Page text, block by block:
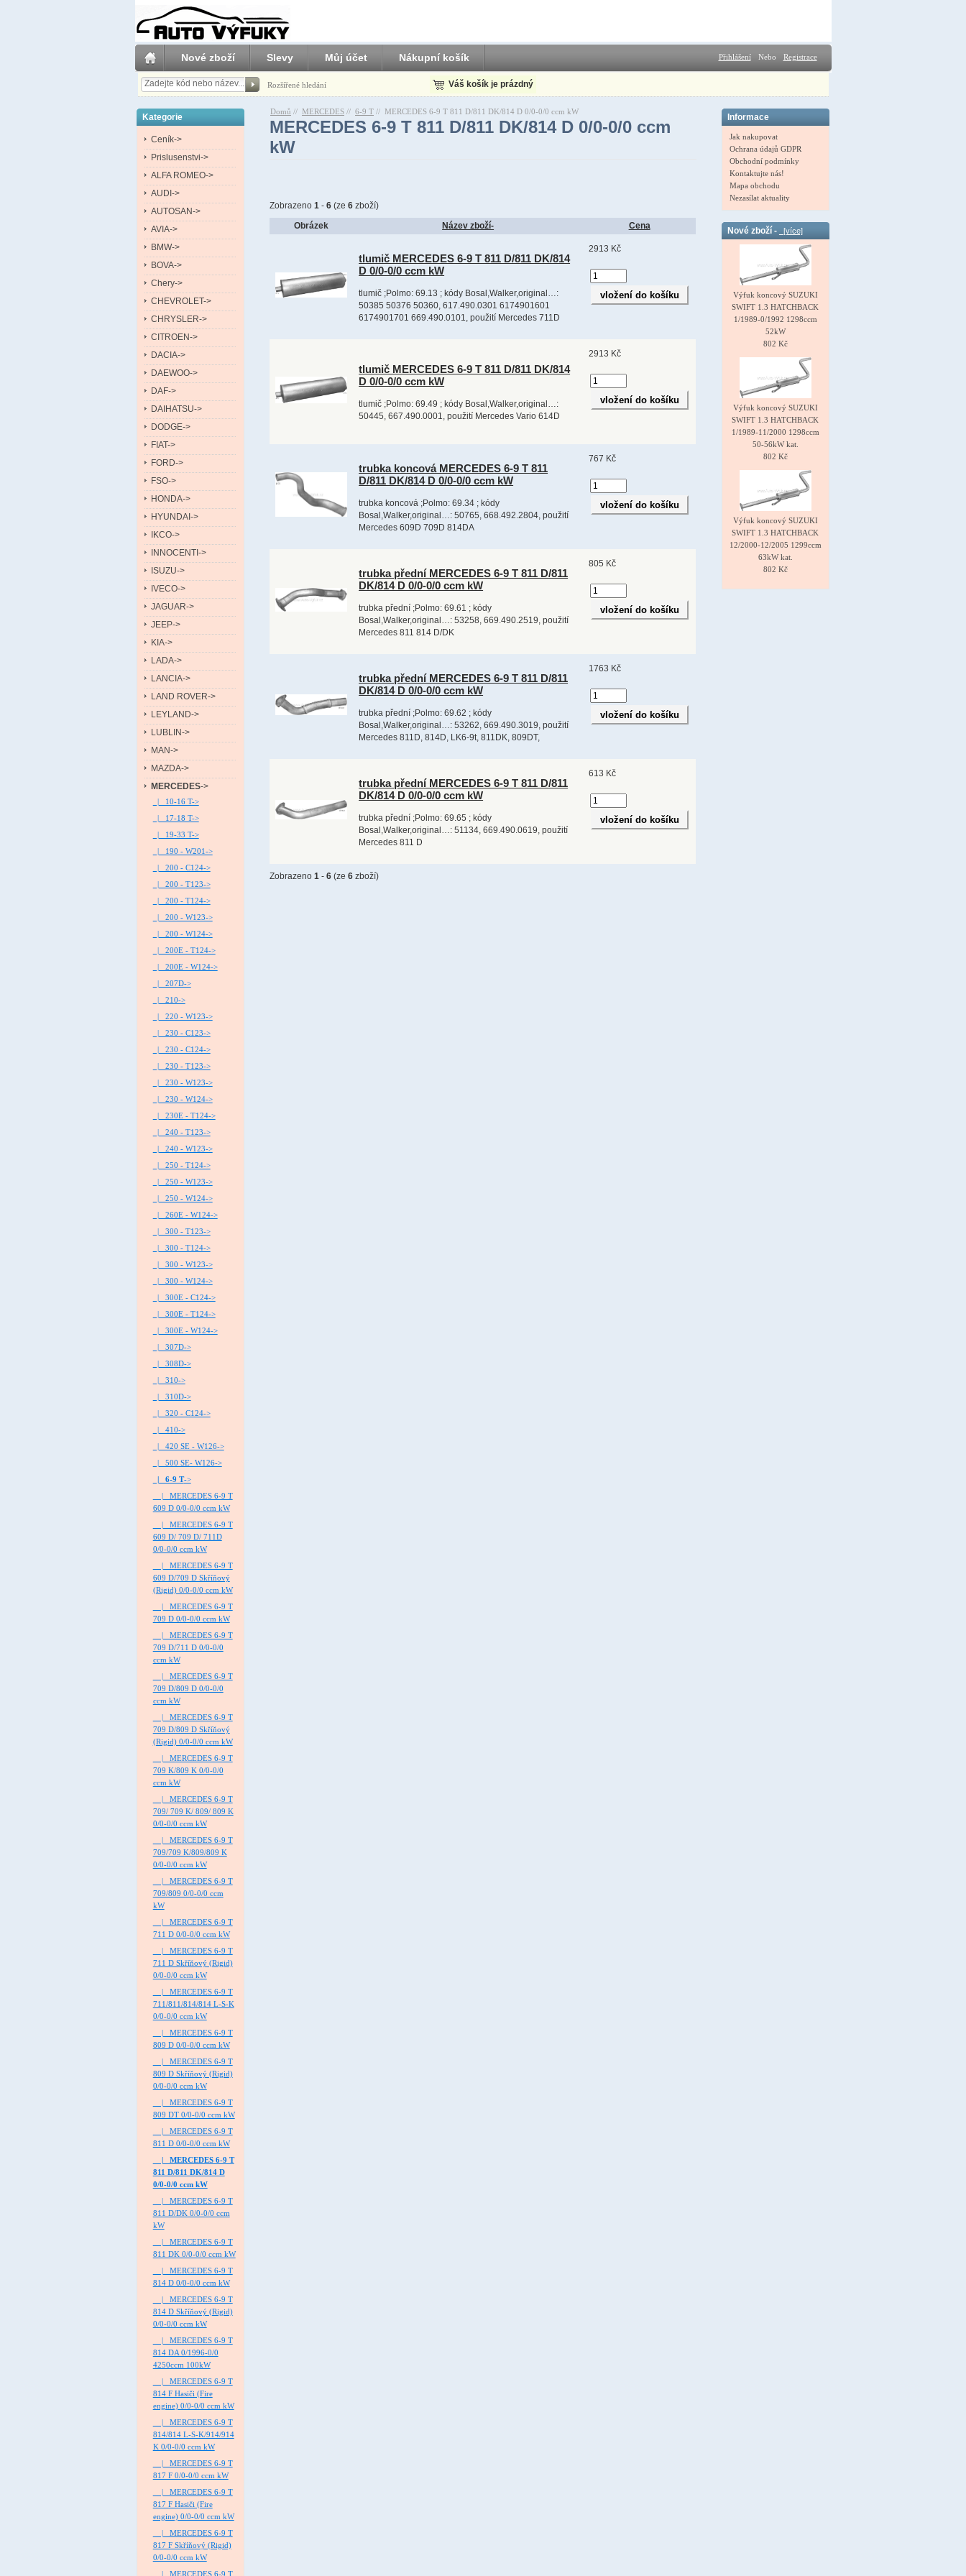
Nové zboží Slevy Můj účet Nákupní košík Přihlášení Nebo Registrace
Rozšířené hledání Váš košík je prázdný
Kategorie
Ceník->
Prislusenstvi->
ALFA ROMEO->
AUDI->
AUTOSAN->
AVIA->
BMW->
BOVA->
Chery->
CHEVROLET->
CHRYSLER->
CITROEN->
DACIA->
DAEWOO->
DAF->
DAIHATSU->
DODGE->
FIAT->
FORD->
FSO->
HONDA->
HYUNDAI->
IKCO->
INNOCENTI->
ISUZU->
IVECO->
JAGUAR->
JEEP->
KIA->
LADA->
LANCIA->
LAND ROVER->
LEYLAND->
LUBLIN->
MAN->
MAZDA->
MERCEDES->
|_ 10-16 T->
|_ 17-18 T->
|_ 19-33 T->
|_ 190 - W201->
|_ 200 - C124->
|_ 200 - T123->
|_ 200 - T124->
|_ 200 - W123->
|_ 200 - W124->
|_ 200E - T124->
|_ 200E - W124->
|_ 207D->
|_ 210->
|_ 220 - W123->
|_ 230 - C123->
|_ 230 - C124->
|_ 230 - T123->
|_ 230 - W123->
|_ 230 - W124->
|_ 230E - T124->
|_ 240 - T123->
|_ 240 - W123->
|_ 250 - T124->
|_ 250 - W123->
|_ 250 - W124->
|_ 260E - W124->
|_ 300 - T123->
|_ 300 - T124->
|_ 300 - W123->
|_ 300 - W124->
|_ 300E - C124->
|_ 300E - T124->
|_ 300E - W124->
|_ 307D->
|_ 308D->
|_ 310->
|_ 310D->
|_ 320 - C124->
|_ 410->
|_ 420 SE - W126->
|_ 500 SE- W126->
|_ 6-9 T->
|_ MERCEDES 6-9 T
609 D 0/0-0/0 ccm kW
|_ MERCEDES 6-9 T
609 D/ 709 D/ 711D
0/0-0/0 ccm kW
|_ MERCEDES 6-9 T
609 D/709 D Skříňový
(Rigid) 0/0-0/0 ccm kW
|_ MERCEDES 6-9 T
709 D 0/0-0/0 ccm kW
|_ MERCEDES 6-9 T
709 D/711 D 0/0-0/0
ccm kW
|_ MERCEDES 6-9 T
709 D/809 D 0/0-0/0
ccm kW
|_ MERCEDES 6-9 T
709 D/809 D Skříňový
(Rigid) 0/0-0/0 ccm kW
|_ MERCEDES 6-9 T
709 K/809 K 0/0-0/0
ccm kW
|_ MERCEDES 6-9 T
709/ 709 K/ 809/ 809 K
0/0-0/0 ccm kW
|_ MERCEDES 6-9 T
709/709 K/809/809 K
0/0-0/0 ccm kW
|_ MERCEDES 6-9 T
709/809 0/0-0/0 ccm
kW
|_ MERCEDES 6-9 T
711 D 0/0-0/0 ccm kW
|_ MERCEDES 6-9 T
711 D Skříňový (Rigid)
0/0-0/0 ccm kW
|_ MERCEDES 6-9 T
711/811/814/814 L-S-K
0/0-0/0 ccm kW
|_ MERCEDES 6-9 T
809 D 0/0-0/0 ccm kW
|_ MERCEDES 6-9 T
809 D Skříňový (Rigid)
0/0-0/0 ccm kW
|_ MERCEDES 6-9 T
809 DT 0/0-0/0 ccm kW
|_ MERCEDES 6-9 T
811 D 0/0-0/0 ccm kW
|_ MERCEDES 6-9 T
811 D/811 DK/814 D
0/0-0/0 ccm kW
|_ MERCEDES 6-9 T
811 D/DK 0/0-0/0 ccm
kW
|_ MERCEDES 6-9 T
811 DK 0/0-0/0 ccm kW
|_ MERCEDES 6-9 T
814 D 0/0-0/0 ccm kW
|_ MERCEDES 6-9 T
814 D Skříňový (Rigid)
0/0-0/0 ccm kW
|_ MERCEDES 6-9 T
814 DA 0/1996-0/0
4250ccm 100kW
|_ MERCEDES 6-9 T
814 F Hasiči (Fire
engine) 0/0-0/0 ccm kW
|_ MERCEDES 6-9 T
814/814 L-S-K/914/914
K 0/0-0/0 ccm kW
|_ MERCEDES 6-9 T
817 F 0/0-0/0 ccm kW
|_ MERCEDES 6-9 T
817 F Hasiči (Fire
engine) 0/0-0/0 ccm kW
|_ MERCEDES 6-9 T
817 F Skříňový (Rigid)
0/0-0/0 ccm kW
|_ MERCEDES 6-9 T
Domů // MERCEDES // 6-9 T // MERCEDES 6-9 T 811 D/811 DK/814 D 0/0-0/0 ccm kW
MERCEDES 6-9 T 811 D/811 DK/814 D 0/0-0/0 ccm
kW
Zobrazeno1 -6 (ze6 zboží)
Obrázek Název zboží- Cena
tlumič MERCEDES 6-9 T 811 D/811 DK/814
D 0/0-0/0 ccm kW
tlumič ;Polmo: 69.13 ; kódy Bosal,Walker,original…:
50385 50376 50360, 617.490.0301 6174901601
6174901701 669.490.0101, použití Mercedes 711D
2913 Kč
tlumič MERCEDES 6-9 T 811 D/811 DK/814
D 0/0-0/0 ccm kW
tlumič ;Polmo: 69.49 ; kódy Bosal,Walker,original…:
50445, 667.490.0001, použití Mercedes Vario 614D
2913 Kč
trubka koncová MERCEDES 6-9 T 811
D/811 DK/814 D 0/0-0/0 ccm kW
trubka koncová ;Polmo: 69.34 ; kódy
Bosal,Walker,original…: 50765, 668.492.2804, použití
Mercedes 609D 709D 814DA
767 Kč
trubka přední MERCEDES 6-9 T 811 D/811
DK/814 D 0/0-0/0 ccm kW
trubka přední ;Polmo: 69.61 ; kódy
Bosal,Walker,original…: 53258, 669.490.2519, použití
Mercedes 811 814 D/DK
805 Kč
trubka přední MERCEDES 6-9 T 811 D/811
DK/814 D 0/0-0/0 ccm kW
trubka přední ;Polmo: 69.62 ; kódy
Bosal,Walker,original…: 53262, 669.490.3019, použití
Mercedes 811D, 814D, LK6-9t, 811DK, 809DT,
1763 Kč
trubka přední MERCEDES 6-9 T 811 D/811
DK/814 D 0/0-0/0 ccm kW
trubka přední ;Polmo: 69.65 ; kódy
Bosal,Walker,original…: 51134, 669.490.0619, použití
Mercedes 811 D
613 Kč
Zobrazeno1 -6 (ze6 zboží)
Informace
Jak nakupovat
Ochrana údajů GDPR
Obchodní podmínky
Kontaktujte nás!
Mapa obchodu
Nezasílat aktuality
Nové zboží - [více]
Výfuk koncový SUZUKI
SWIFT 1.3 HATCHBACK
1/1989-0/1992 1298ccm
52kW
802 Kč
Výfuk koncový SUZUKI
SWIFT 1.3 HATCHBACK
1/1989-11/2000 1298ccm
50-56kW kat.
802 Kč
Výfuk koncový SUZUKI
SWIFT 1.3 HATCHBACK
12/2000-12/2005 1299ccm
63kW kat.
802 Kč